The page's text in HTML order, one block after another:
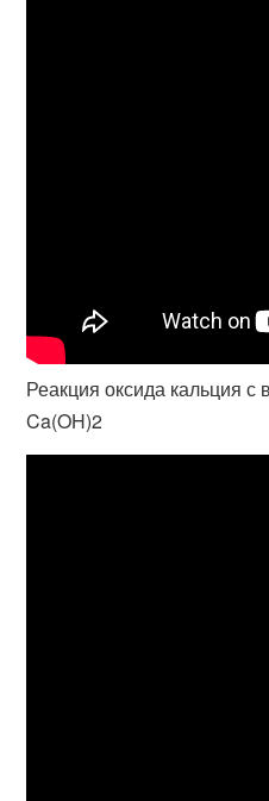
Реакция оксида кальция с
Ca(OH)2